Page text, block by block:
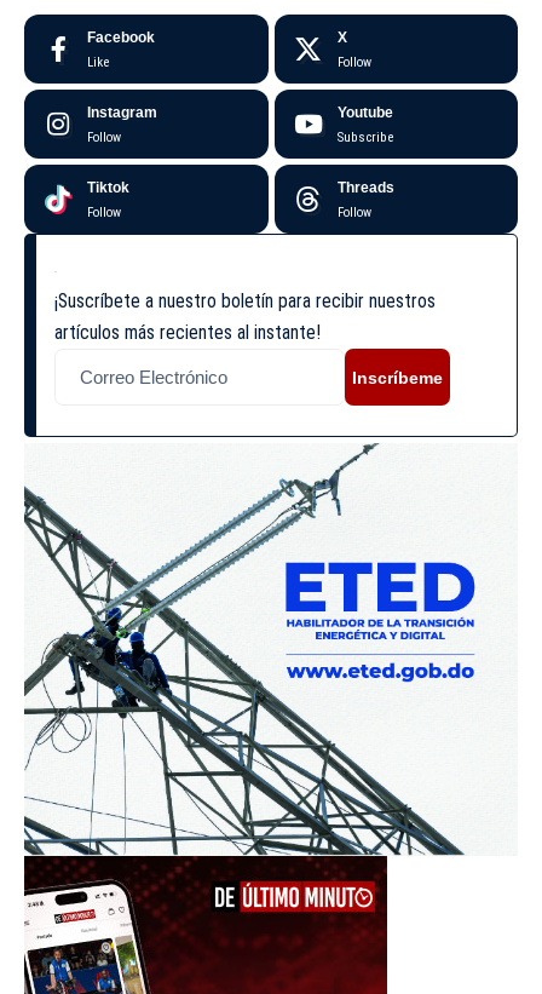
Facebook
Like
X
Follow
Instagram
Follow
Youtube
Subscribe
Tiktok
Follow
Threads
Follow
¡Suscríbete a nuestro boletín para recibir nuestros
artículos más recientes al instante!
Inscríbeme